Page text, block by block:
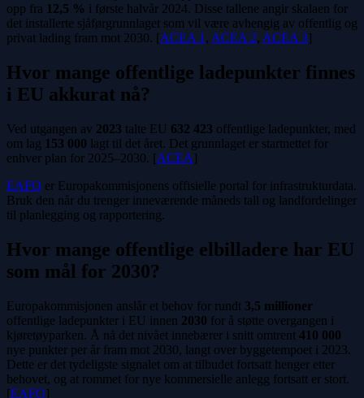
opp fra 12,5 % i første halvår 2024. Disse tallene angir skalaen for
det installerte sjåførgrunnlaget som vil være avhengig av offentlig og
privat lading fram mot 2030. [ACEA 1 , ACEA 2, ACEA 3]
Hvor mange offentlige ladepunkter finnes
i EU akkurat nå?
Ved utgangen av 2023 talte EU 632 423 offentlige ladepunkter, med
om lag 153 000 lagt til det året. Det grunnlaget er startnettet for
enhver plan for 2025–2030. [ACEA]
EAFO er Europakommisjonens offisielle portal for infrastrukturdata.
Bruk den når du trenger inneværende måneds tall og landfordelinger
til planlegging og rapportering.
Hvor mange offentlige elbilladere har EU
som mål for 2030?
Europakommisjonen anslår et behov for rundt 3,5 millioner
offentlige ladepunkter i EU innen 2030 for å støtte overgangen i
kjøretøyparken. Å nå det nivået innebærer i snitt omtrent 410 000
nye punkter per år fram mot 2030, langt over byggetempoet i 2023.
Dette er det tydeligste signalet om at tilbudet fortsatt henger etter
behovet, og at rommet for nye kommersielle anlegg fortsatt er stort.
[EAFO]